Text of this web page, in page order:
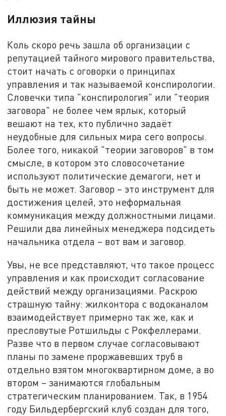
Иллюзия тайны
Коль скоро речь зашла об организации с
репутацией тайного мирового правительства,
стоит начать с оговорки о принципах
управления и так называемой конспирологии.
Словечки типа "конспирология" или "теория
заговора" не более чем ярлык, который
вешают на тех, кто публично задаёт
неудобные для сильных мира сего вопросы.
Более того, никакой "теории заговоров" в том
смысле, в котором это словосочетание
используют политические демагоги, нет и
быть не может. Заговор – это инструмент для
достижения целей, это неформальная
коммуникация между должностными лицами.
Решили два линейных менеджера подсидеть
начальника отдела – вот вам и заговор.
Увы, не все представляют, что такое процесс
управления и как происходит согласование
действий между организациями. Раскрою
страшную тайну: жилконтора с водоканалом
взаимодействует примерно так же, как и
пресловутые Ротшильды с Рокфеллерами.
Разве что в первом случае согласовывают
планы по замене проржавевших труб в
отдельно взятом многоквартирном доме, а во
втором – занимаются глобальным
стратегическим планированием. Так, в 1954
году Бильдербергский клуб создан для того,